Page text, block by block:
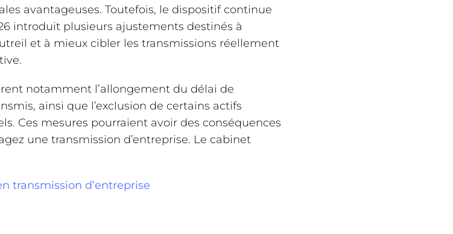
avantageuses. Toutefois, le dispositif continue
introduit plusieurs ajustements destinés à
et à mieux cibler les transmissions réellement
notamment l’allongement du délai de
ainsi que l’exclusion de certains actifs
Ces mesures pourraient avoir des conséquences
une transmission d’entreprise. Le cabinet
transmission d’entreprise